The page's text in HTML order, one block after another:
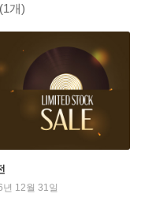
(1개)
12월 31일